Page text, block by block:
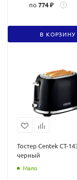
по 774 ₽ ?
В КОРЗИНУ
Тостер Centek CT-
черный
Мало